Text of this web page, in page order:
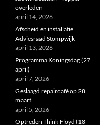
overleden
april 14, 2026
Afscheid en installatie
Adviesraad Stompwijk
april 13, 2026
Programma Koningsdag (27
april)
april 7, 2026
Geslaagd repaircafé op 28
maart
april 5, 2026
Optreden Think Floyd (18